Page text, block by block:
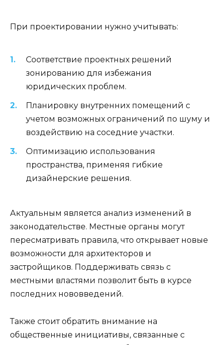
При проектировании нужно учитывать:
Соответствие проектных решений
зонированию для избежания
юридических проблем.
Планировку внутренних помещений с
учетом возможных ограничений по шуму и
воздействию на соседние участки.
Оптимизацию использования
пространства, применяя гибкие
дизайнерские решения.
Актуальным является анализ изменений в
законодательстве. Местные органы могут
пересматривать правила, что открывает новые
возможности для архитекторов и
застройщиков. Поддерживать связь с
местными властями позволит быть в курсе
последних нововведений.
Также стоит обратить внимание на
общественные инициативы, связанные с